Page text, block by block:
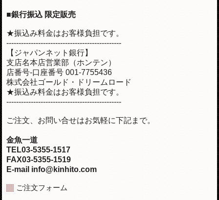
■銀行振込 限定販売
★振込み料金はお客様負担です。
-----------------------------------------------
【ジャパンネット銀行】
支店名本店営業部（ホンテン）
店番号-口座番号 001-7755436
株式会社ゴールド・ドリームロード
★振込み料金はお客様負担です。
-----------------------------------------------
ご注文、お問い合せはお気軽に下記まで。
金魚一道
TEL03-5355-1517
FAX03-5355-1519
E-mail info@kinhito.com
ご注文フォーム